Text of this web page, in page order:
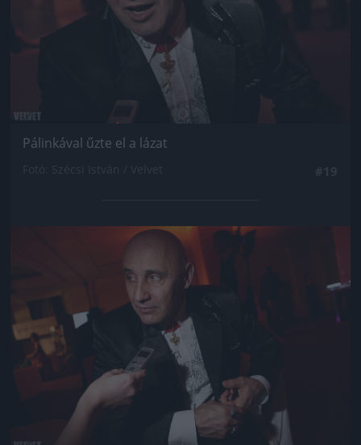
Pálinkával űzte el a lázat
Jön még kép!